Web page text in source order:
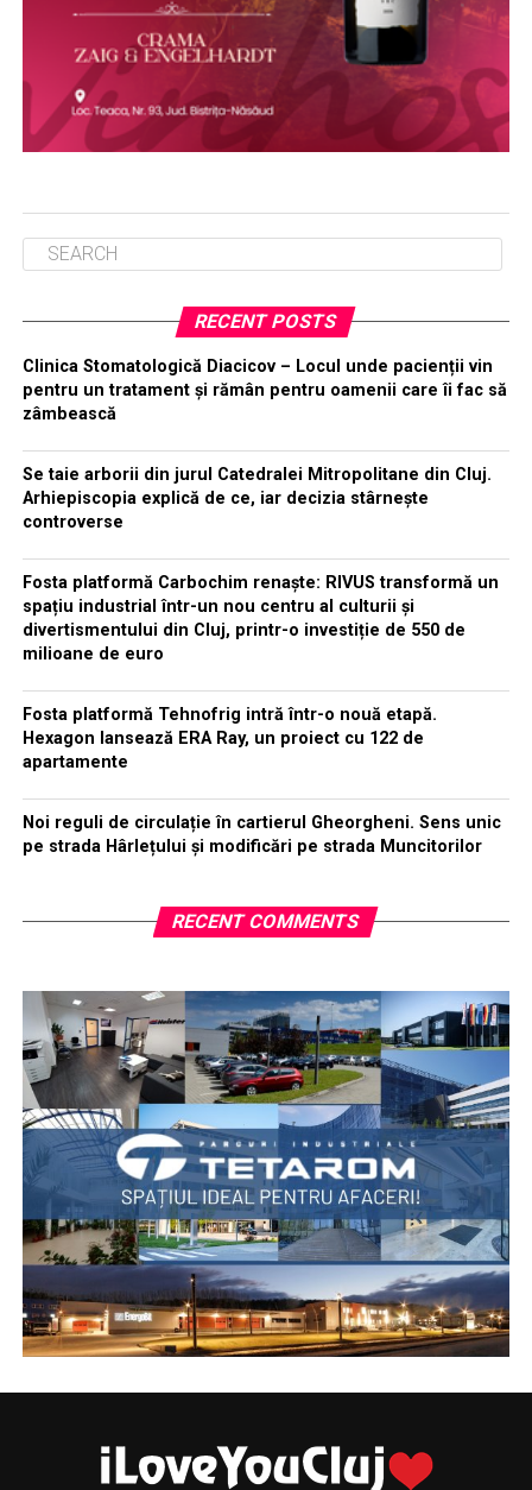
RECENT POSTS
Clinica Stomatologică Diacicov – Locul unde pacienții vin
pentru un tratament și rămân pentru oamenii care îi fac să
zâmbească
Se taie arborii din jurul Catedralei Mitropolitane din Cluj.
Arhiepiscopia explică de ce, iar decizia stârnește
controverse
Fosta platformă Carbochim renaște: RIVUS transformă un
spațiu industrial într-un nou centru al culturii și
divertismentului din Cluj, printr-o investiție de 550 de
milioane de euro
Fosta platformă Tehnofrig intră într-o nouă etapă.
Hexagon lansează ERA Ray, un proiect cu 122 de
apartamente
Noi reguli de circulație în cartierul Gheorgheni. Sens unic
pe strada Hârlețului și modificări pe strada Muncitorilor
RECENT COMMENTS